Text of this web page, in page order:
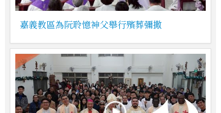
嘉義教區為阮聆憶神父舉行殯葬彌撒